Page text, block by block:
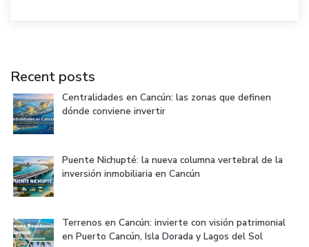
Recent posts
Centralidades en Cancún: las zonas que definen
dónde conviene invertir
Puente Nichupté: la nueva columna vertebral de la
inversión inmobiliaria en Cancún
Terrenos en Cancún: invierte con visión patrimonial
en Puerto Cancún, Isla Dorada y Lagos del Sol